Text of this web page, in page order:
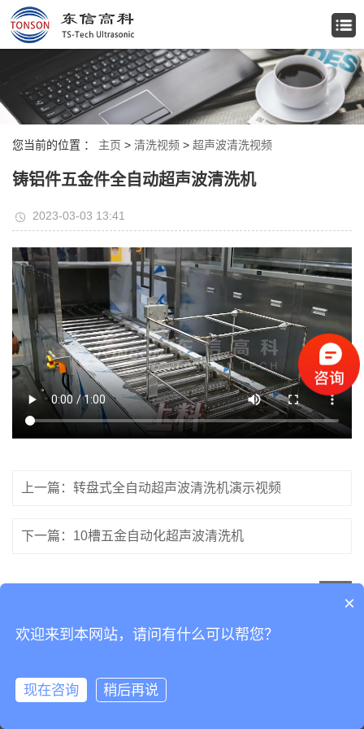
您当前的位置 ： 主页 > 清洗视频 > 超声波清洗视频
铸铝件五金件全自动超声波清洗机
2023-03-03 13:41
上一篇：转盘式全自动超声波清洗机演示视频
下一篇：10槽五金自动化超声波清洗机
×
欢迎来到本网站，请问有什么可以帮您？
现在咨询 稍后再说